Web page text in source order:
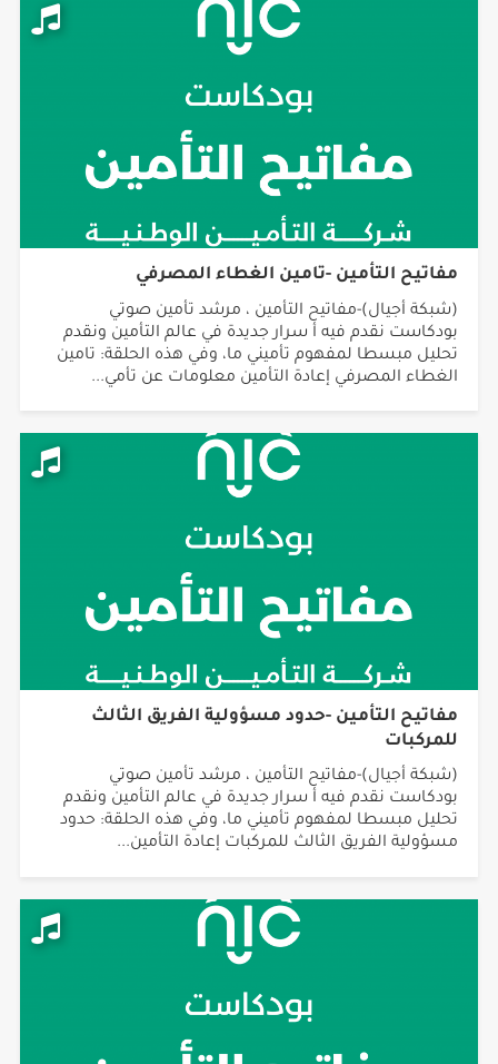
مفاتيح التأمين -تامين الغطاء المصرفي
(شبكة أجيال)-مفاتيح التأمين ، مرشد تأمين صوتي
بودكاست نقدم فيه أ سرار جديدة في عالم التأمين ونقدم
تحليل مبسطا لمفهوم تأميني ما، وفي هذه الحلقة: تامين
الغطاء المصرفي إعادة التأمين معلومات عن تأمي...
مفاتيح التأمين -حدود مسؤولية الفريق الثالث
للمركبات
(شبكة أجيال)-مفاتيح التأمين ، مرشد تأمين صوتي
بودكاست نقدم فيه أ سرار جديدة في عالم التأمين ونقدم
تحليل مبسطا لمفهوم تأميني ما، وفي هذه الحلقة: حدود
مسؤولية الفريق الثالث للمركبات إعادة التأمين...